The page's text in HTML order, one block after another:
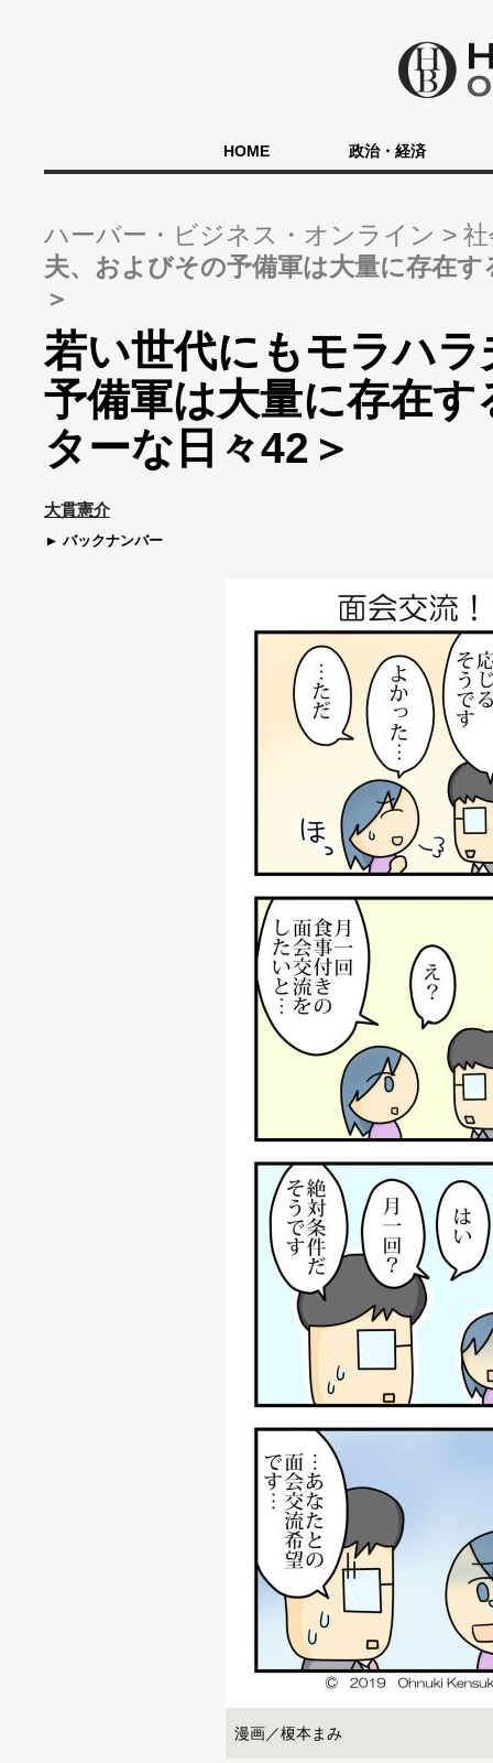
HOME 政治・経済
ハーバー・ビジネス・オンライン
夫、およびその予備軍は大量に存在
＞
若い世代にもモラハ
予備軍は大量に存在
ターな日々42＞
大貫憲介
バックナンバー
漫画／榎本まみ